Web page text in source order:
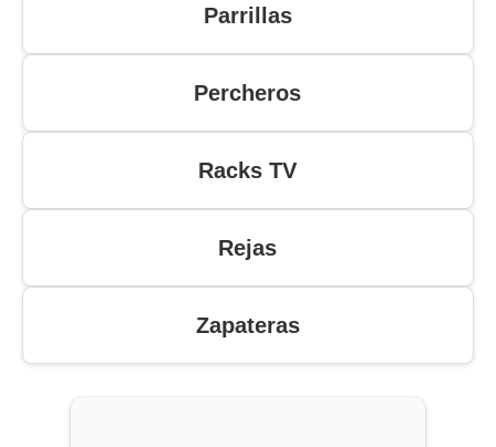
Parrillas
Percheros
Racks TV
Rejas
Zapateras